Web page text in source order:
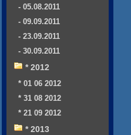
- 05.08.2011
- 09.09.2011
- 23.09.2011
- 30.09.2011
* 2012
* 01 06 2012
* 31 08 2012
* 21 09 2012
* 2013